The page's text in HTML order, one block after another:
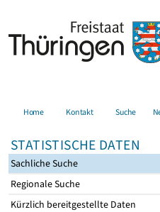
Home Kontakt Suche
STATISTISCHE DATEN
Sachliche Suche
Regionale Suche
Kürzlich bereitgestellte Daten